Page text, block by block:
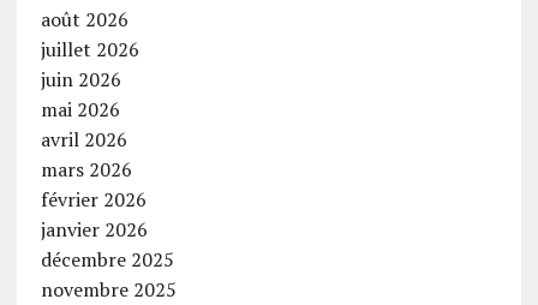
août 2026
juillet 2026
juin 2026
mai 2026
avril 2026
mars 2026
février 2026
janvier 2026
décembre 2025
novembre 2025